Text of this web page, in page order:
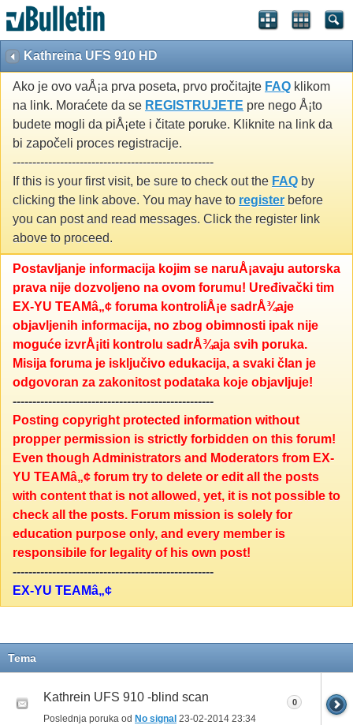
Kathreina UFS 910 HD
Ako je ovo vaÅ¡a prva poseta, prvo pročitajte FAQ klikom
na link. Moraćete da se REGISTRUJETE pre nego Å¡to
budete mogli da piÅ¡ete i čitate poruke. Kliknite na link da
bi započeli proces registracije.
---------------------------------------------------
If this is your first visit, be sure to check out the FAQ by
clicking the link above. You may have to register before
you can post and read messages. Click the register link
above to proceed.
Postavljanje informacija kojim se naruÅ¡avaju autorska
prava nije dozvoljeno na ovom forumu! Uređivački tim
EX-YU TEAMâ„¢ foruma kontroliÅ¡e sadrÅ¾aje
objavljenih informacija, no zbog obimnosti ipak nije
moguće izvrÅ¡iti kontrolu sadrÅ¾aja svih poruka.
Misija foruma je isključivo edukacija, a svaki član je
odgovoran za zakonitost podataka koje objavljuje!
---------------------------------------------------
Posting copyright protected information without
propper permission is strictly forbidden on this forum!
Even though Administrators and Moderators from EX-
YU TEAMâ„¢ forum try to delete or edit all the posts
with content that is not allowed, yet, it is not possible to
check all the posts. Forum mission is solely for
education purpose only, and every member is
responsibile for legality of his own post!
---------------------------------------------------
EX-YU TEAMâ„¢
Tema
Kathrein UFS 910 -blind scan
Poslednja poruka od No signal 23-02-2014 23:34
0